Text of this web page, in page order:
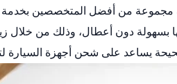
مجموعة من أفضل المتخصصين بخدمة
بسهولة دون أعطال، وذلك من خلال
يساعد على شحن أجهزة السيارة